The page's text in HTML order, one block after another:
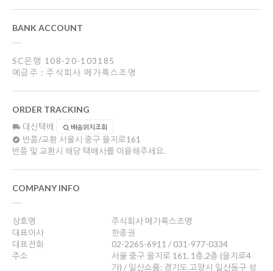
BANK ACCOUNT
SC은행 108-20-103185
예금주 : 주식회사 메가룩스조명
ORDER TRACKING
대신택배 배송위치조회
반품/교환 서울시 중구 을지로161
반품 및 교환시 해당 택배사를 이용해주세요.
COMPANY INFO
상호명
주식회사 메가룩스조명
대표이사
한종권
대표전화
02-2265-6911 / 031-977-0334
주소
서울 중구 을지로 161, 1층,2층 (을지로4
가) / 일산쇼룸: 경기도 고양시 일산동구 성